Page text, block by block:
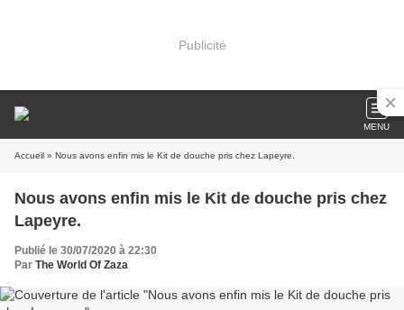
Publicité
MENU
Accueil » Nous avons enfin mis le Kit de douche pris chez Lapeyre.
Nous avons enfin mis le Kit de douche pris chez
Lapeyre.
Publié le 30/07/2020 à 22:30
Par The World Of Zaza